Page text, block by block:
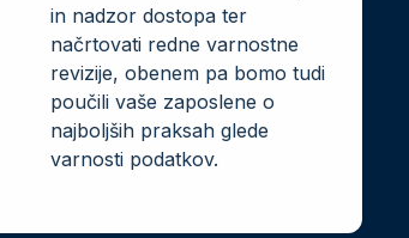
in nadzor dostopa ter
načrtovati redne varnostne
revizije, obenem pa bomo tudi
poučili vaše zaposlene o
najboljših praksah glede
varnosti podatkov.